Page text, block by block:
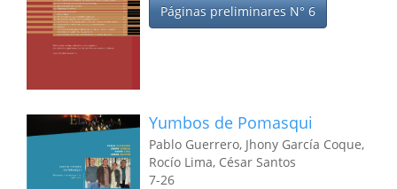
Páginas preliminares N° 6
Yumbos de Pomasqui
Pablo Guerrero, Jhony García Coque,
Rocío Lima, César Santos
7-26